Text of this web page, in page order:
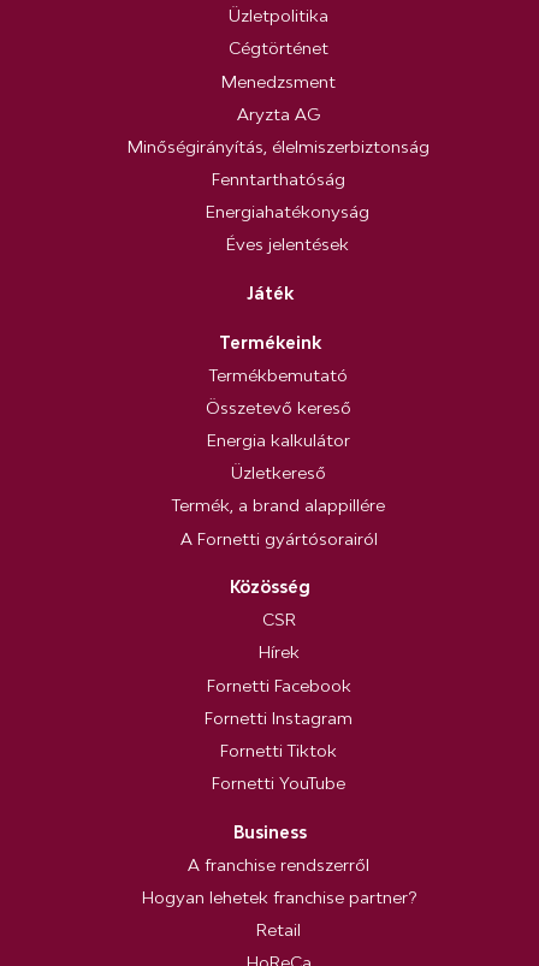
Üzletpolitika
Cégtörténet
Menedzsment
Aryzta AG
Minőségirányítás, élelmiszerbiztonság
Fenntarthatóság
Energiahatékonyság
Éves jelentések
Játék
Termékeink
Termékbemutató
Összetevő kereső
Energia kalkulátor
Üzletkereső
Termék, a brand alappillére
A Fornetti gyártósorairól
Közösség
CSR
Hírek
Fornetti Facebook
Fornetti Instagram
Fornetti Tiktok
Fornetti YouTube
Business
A franchise rendszerről
Hogyan lehetek franchise partner?
Retail